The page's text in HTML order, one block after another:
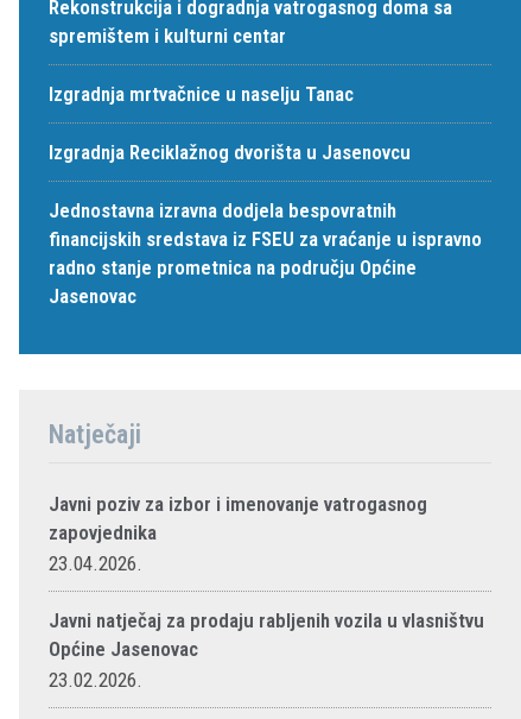
Rekonstrukcija i dogradnja vatrogasnog doma sa
spremištem i kulturni centar
Izgradnja mrtvačnice u naselju Tanac
Izgradnja Reciklažnog dvorišta u Jasenovcu
Jednostavna izravna dodjela bespovratnih
financijskih sredstava iz FSEU za vraćanje u ispravno
radno stanje prometnica na području Općine
Jasenovac
Natječaji
Javni poziv za izbor i imenovanje vatrogasnog
zapovjednika
23.04.2026.
Javni natječaj za prodaju rabljenih vozila u vlasništvu
Općine Jasenovac
23.02.2026.